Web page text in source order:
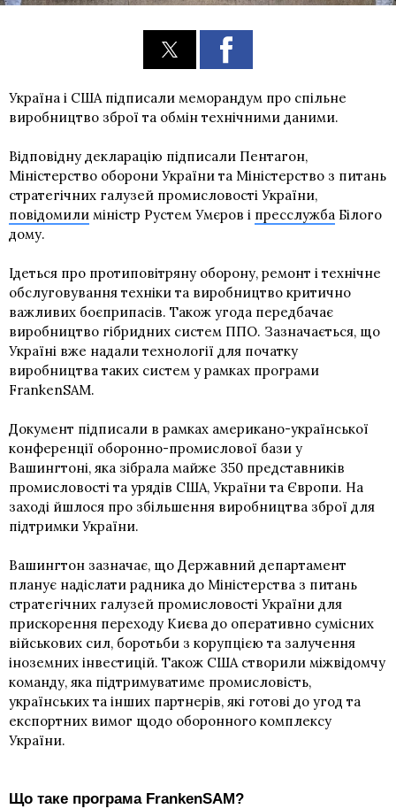
Україна і США підписали меморандум про спільне
виробництво зброї та обмін технічними даними.
Відповідну декларацію підписали Пентагон,
Міністерство оборони України та Міністерство з питань
стратегічних галузей промисловості України,
повідомили міністр Рустем Умєров і пресслужба Білого
дому.
Ідеться про протиповітряну оборону, ремонт і технічне
обслуговування техніки та виробництво критично
важливих боєприпасів. Також угода передбачає
виробництво гібридних систем ППО. Зазначається, що
Україні вже надали технології для початку
виробництва таких систем у рамках програми
FrankenSAM.
Документ підписали в рамках американо-української
конференції оборонно-промислової бази у
Вашингтоні, яка зібрала майже 350 представників
промисловості та урядів США, України та Європи. На
заході йшлося про збільшення виробництва зброї для
підтримки України.
Вашингтон зазначає, що Державний департамент
планує надіслати радника до Міністерства з питань
стратегічних галузей промисловості України для
прискорення переходу Києва до оперативно сумісних
військових сил, боротьби з корупцією та залучення
іноземних інвестицій. Також США створили міжвідомчу
команду, яка підтримуватиме промисловість,
українських та інших партнерів, які готові до угод та
експортних вимог щодо оборонного комплексу
України.
Що таке програма FrankenSAM?